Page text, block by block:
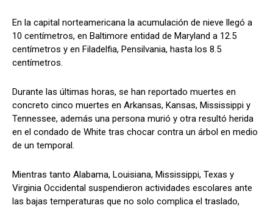
En la capital norteamericana la acumulación de nieve llegó a
10 centímetros, en Baltimore entidad de Maryland a 12.5
centímetros y en Filadelfia, Pensilvania, hasta los 8.5
centímetros.
Durante las últimas horas, se han reportado muertes en
concreto cinco muertes en Arkansas, Kansas, Mississippi y
Tennessee, además una persona murió y otra resultó herida
en el condado de White tras chocar contra un árbol en medio
de un temporal.
Mientras tanto Alabama, Louisiana, Mississippi, Texas y
Virginia Occidental suspendieron actividades escolares ante
las bajas temperaturas que no solo complica el traslado,